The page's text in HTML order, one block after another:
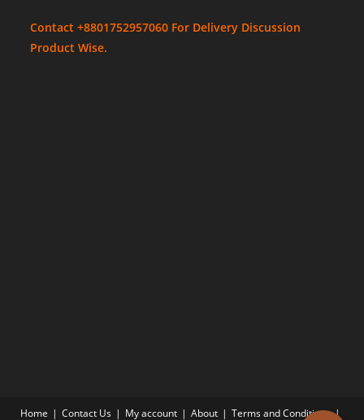
Contact +8801752957060 For Delivery Discussion
Product Wise.
Home Contact Us My account About Terms and Conditions